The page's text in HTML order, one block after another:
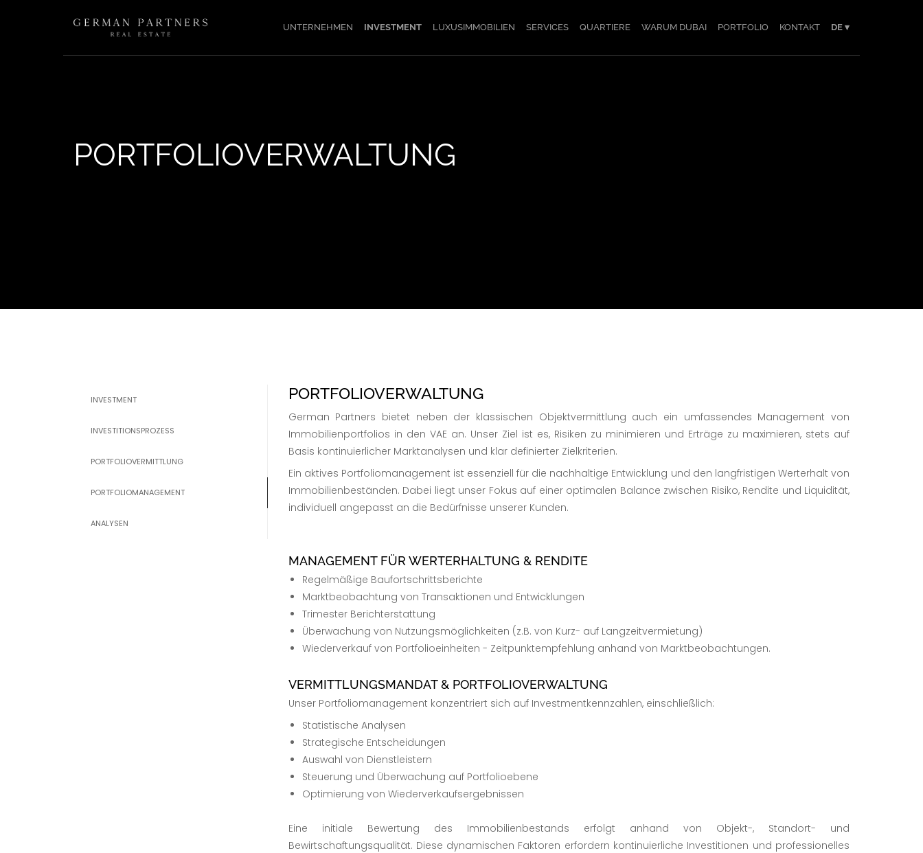
UNTERNEHMEN INVESTMENT LUXUSIMMOBILIEN SERVICES QUARTIERE WARUM DUBAI PORTFOLIO KONTAKT DE ▾
PORTFOLIOVERWALTUNG
INVESTMENT
INVESTITIONSPROZESS
PORTFOLIOVERMITTLUNG
PORTFOLIOMANAGEMENT
ANALYSEN
PORTFOLIOVERWALTUNG
German Partners bietet neben der klassischen Objektvermittlung auch ein umfassendes Management von
Immobilienportfolios in den VAE an. Unser Ziel ist es, Risiken zu minimieren und Erträge zu maximieren, stets auf
Basis kontinuierlicher Marktanalysen und klar definierter Zielkriterien.
Ein aktives Portfoliomanagement ist essenziell für die nachhaltige Entwicklung und den langfristigen Werterhalt von
Immobilienbeständen. Dabei liegt unser Fokus auf einer optimalen Balance zwischen Risiko, Rendite und Liquidität,
individuell angepasst an die Bedürfnisse unserer Kunden.
MANAGEMENT FÜR WERTERHALTUNG & RENDITE
Regelmäßige Baufortschrittsberichte
Marktbeobachtung von Transaktionen und Entwicklungen
Trimester Berichterstattung
Überwachung von Nutzungsmöglichkeiten (z.B. von Kurz- auf Langzeitvermietung)
Wiederverkauf von Portfolioeinheiten - Zeitpunktempfehlung anhand von Marktbeobachtungen.
VERMITTLUNGSMANDAT & PORTFOLIOVERWALTUNG
Unser Portfoliomanagement konzentriert sich auf Investmentkennzahlen, einschließlich:
Statistische Analysen
Strategische Entscheidungen
Auswahl von Dienstleistern
Steuerung und Überwachung auf Portfolioebene
Optimierung von Wiederverkaufsergebnissen
Eine initiale Bewertung des Immobilienbestands erfolgt anhand von Objekt-, Standort- und
Bewirtschaftungsqualität. Diese dynamischen Faktoren erfordern kontinuierliche Investitionen und professionelles